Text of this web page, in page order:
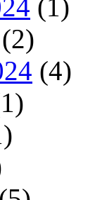
(1)
(2)
(4)